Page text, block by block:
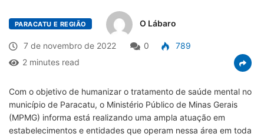
PARACATU E REGIÃO O Lábaro
7 de novembro de 2022 0
789
2 minutes read
Com o objetivo de humanizar o tratamento de saúde mental no
município de Paracatu, o Ministério Público de Minas Gerais
(MPMG) informa está realizando uma ampla atuação em
estabelecimentos e entidades que operam nessa área em toda